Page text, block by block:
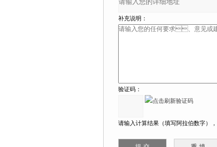
补充说明：
验证码：
请输入计算结果（填写阿拉伯数字），